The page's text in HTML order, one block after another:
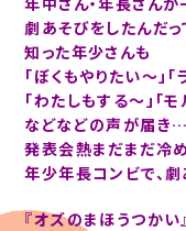
劇あそびをしたんだ
知った年少さんも
「ぼくもやりたい～」
「わたしもする～」「
などなどの声が届き…
発表会熱まだまだ冷
年少年長コンビで、劇
『オズのまほうつかい』